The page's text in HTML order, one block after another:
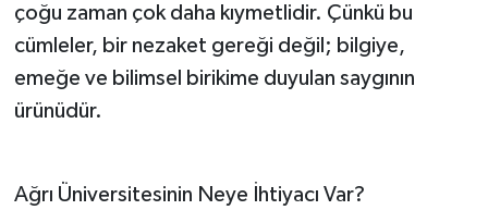
çoğu zaman çok daha kıymetlidir. Çünkü bu
cümleler, bir nezaket gereği değil; bilgiye,
emeğe ve bilimsel birikime duyulan saygının
ürünüdür.
Ağrı Üniversitesinin Neye İhtiyacı Var?